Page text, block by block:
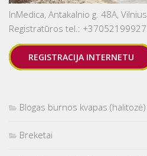
InMedica, Antakalnio g. 48A, Vilnius
Registratūros tel.: +37052199927
REGISTRACIJA INTERNETU
Blogas burnos kvapas (halitozė)
Breketai